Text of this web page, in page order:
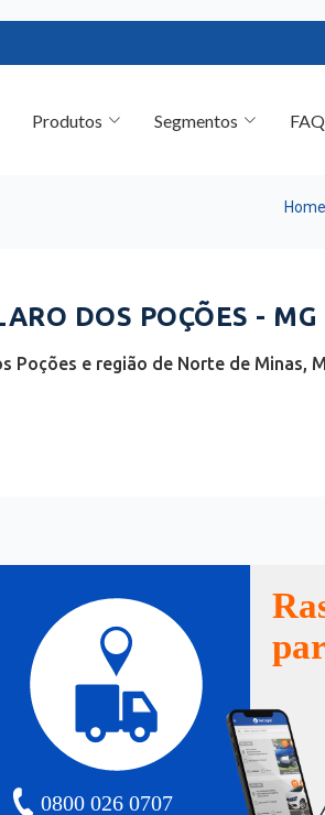
DOS POÇÕES - MG
e região de Norte de Minas,
0800 026 0707